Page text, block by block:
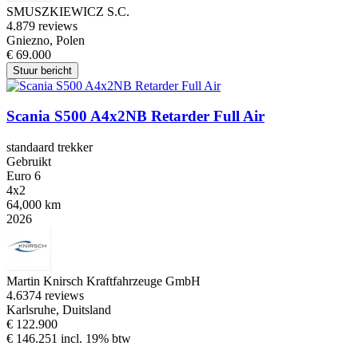
SMUSZKIEWICZ S.C.
4.879 reviews
Gniezno, Polen
€ 69.000
Stuur bericht
Scania S500 A4x2NB Retarder Full Air
standaard trekker
Gebruikt
Euro 6
4x2
64,000 km
2026
Martin Knirsch Kraftfahrzeuge GmbH
4.6374 reviews
Karlsruhe, Duitsland
€ 122.900
€ 146.251 incl. 19% btw